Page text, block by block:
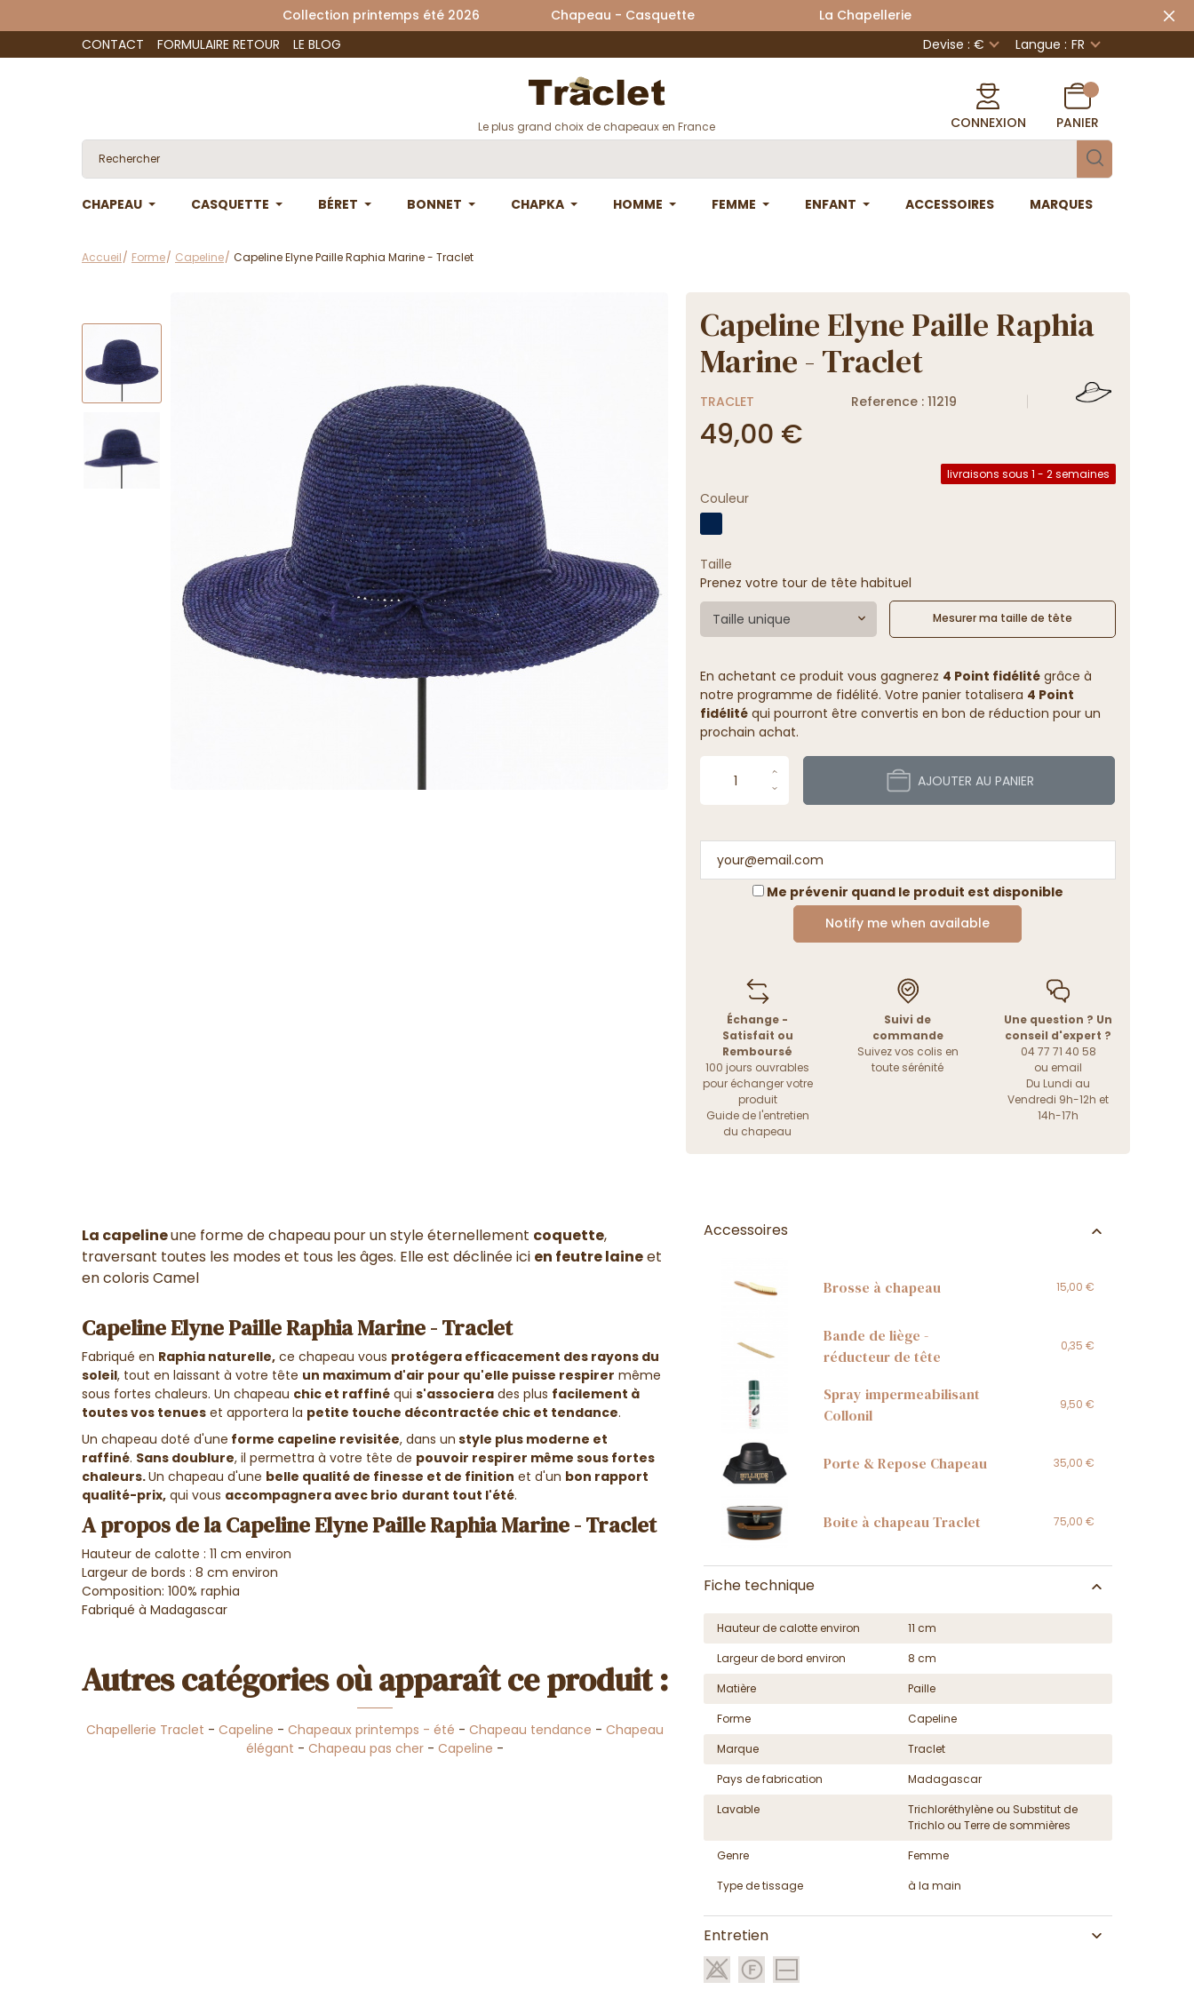
Collection printemps été 2026 Chapeau - Casquette La Chapellerie
CONTACT
FORMULAIRE RETOUR LE BLOG Devise : € Langue : FR
Le plus grand choix de chapeaux en France CONNEXION PANIER
CHAPEAU CASQUETTE BÉRET BONNET CHAPKA HOMME FEMME ENFANT ACCESSOIRES MARQUES
Accueil Forme Capeline Capeline Elyne Paille Raphia Marine - Traclet
Capeline Elyne Paille Raphia
Marine - Traclet
TRACLET Reference : 11219
49,00 €
livraisons sous 1 - 2 semaines
Couleur
Taille
Prenez votre tour de tête habituel
Taille unique Mesurer ma taille de tête
En achetant ce produit vous gagnerez 4 Point fidélitégrâce à
notre programme de fidélité. Votre panier totalisera 4 Point
fidélitéqui pourront être convertis en bon de réduction pour un
prochain achat.
AJOUTER AU PANIER
Me prévenir quand le produit est disponible
Notify me when available
Échange -
Satisfait ou
Remboursé
100 jours ouvrables
pour échanger votre
produit
Guide de l'entretien
du chapeau
Suivi de
commande
Suivez vos colis en
toute sérénité
Une question ? Un
conseil d'expert ?
04 77 71 40 58
ou email
Du Lundi au
Vendredi 9h-12h et
14h-17h
La capelineune forme de chapeaupour unstyle éternellement coquette,
traversant toutes les modes et tous les âges. Elle est déclinée ici en feutre laineet
en coloris Camel
Capeline Elyne Paille Raphia Marine - Traclet
Fabriqué en Raphia naturelle, ce chapeau vous protégera efficacement des rayons du
soleil, tout en laissant à votre tête un maximum d'air pour qu'elle puisse respirer même
sous fortes chaleurs. Un chapeau chic et raffiné qui s'associera des plus facilement à
toutes vos tenues et apportera la petite touche décontractée chic et tendance.
Un chapeau doté d'une forme capeline revisitée, dans un style plus moderne et
raffiné. Sans doublure, il permettra à votre tête de pouvoir respirer même sous fortes
chaleurs.Un chapeau d'une belle qualité de finesse et de finition et d'un bon rapport
qualité-prix, qui vous accompagnera avec brio durant tout l'été.
A propos de la Capeline Elyne Paille Raphia Marine - Traclet
Hauteur de calotte : 11 cm environ
Largeur de bords : 8 cm environ
Composition: 100% raphia
Fabriqué à Madagascar
Autres catégories où apparaît ce produit :
Chapellerie Traclet - Capeline - Chapeaux printemps - été - Chapeau tendance - Chapeau
élégant - Chapeau pas cher- Capeline -
Accessoires
Brosse à chapeau 15,00 €
Bande de liège -
réducteur de tête
0,35 €
Spray impermeabilisant
Collonil
9,50 €
Porte & Repose Chapeau 35,00 €
Boite à chapeau Traclet 75,00 €
Fiche technique
Hauteur de calotte environ
11 cm
Largeur de bord environ
8 cm
Matière
Paille
Forme
Capeline
Marque
Traclet
Pays de fabrication
Madagascar
Lavable
Trichloréthylène ou Substitut de
Trichlo ou Terre de sommières
Genre
Femme
Type de tissage
à la main
Entretien